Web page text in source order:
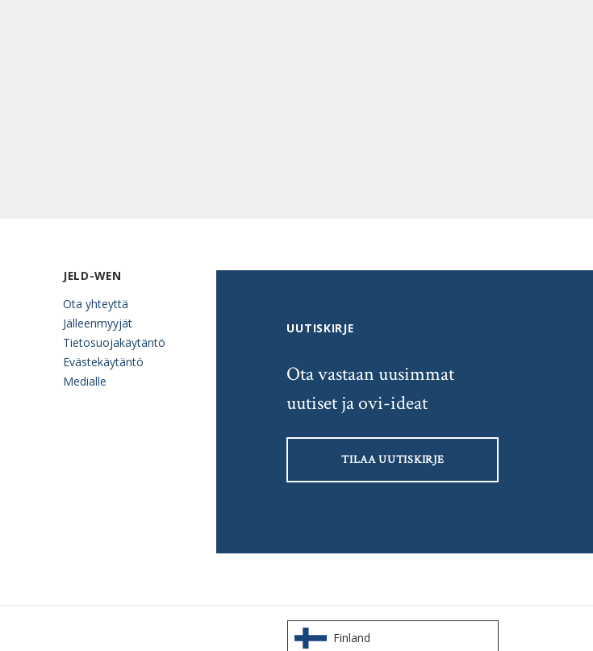
JELD-WEN
Ota yhteyttä
Jälleenmyyjät
Tietosuojakäytäntö
Evästekäytäntö
Medialle
UUTISKIRJE
Ota vastaan uusimmat
uutiset ja ovi-ideat
TILAA UUTISKIRJE
Finland